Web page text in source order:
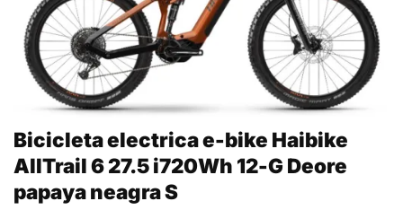
Bicicleta electrica e-bike Haibike
AllTrail 6 27.5 i720Wh 12-G Deore
papaya neagra S